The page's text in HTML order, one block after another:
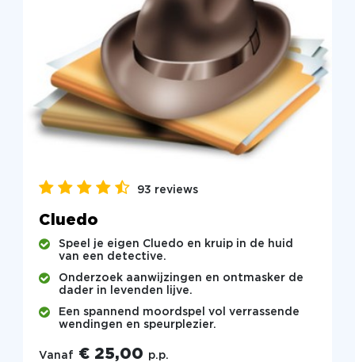
93 reviews
Cluedo
Speel je eigen Cluedo en kruip in de huid
van een detective.
Onderzoek aanwijzingen en ontmasker de
dader in levenden lijve.
Een spannend moordspel vol verrassende
wendingen en speurplezier.
Vanaf € 25,00 p.p.